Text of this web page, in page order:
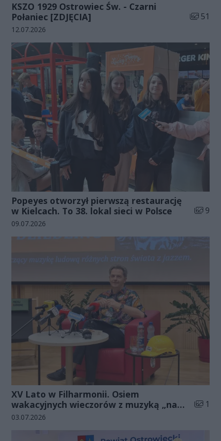
KSZO 1929 Ostrowiec Św. - Czarni
Połaniec [ZDJĘCIA]
Liczba
51
Data dodania galerii:
12.07.2026
Popeyes otworzył pierwszą restaurację
w Kielcach. To 38. lokal sieci w Polsce
Liczba
9
Data dodania galerii:
09.07.2026
XV Lato w Filharmonii. Osiem
wakacyjnych wieczorów z muzyką „na
luzie”
Liczba
1
Data dodania galerii:
03.07.2026